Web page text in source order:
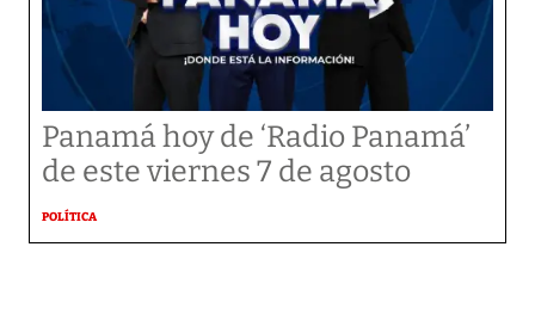
Panamá hoy de ‘Radio Panamá’
de este viernes 7 de agosto
POLÍTICA